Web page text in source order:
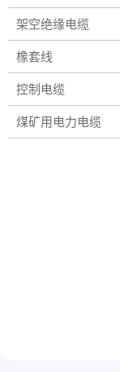
架空绝缘电缆
橡套线
控制电缆
煤矿用电力电缆